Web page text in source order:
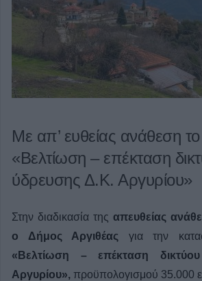
Με απ’ ευθείας ανάθεση
«Βελτίωση – επέκταση
ύδρευσης Δ.Κ. Αργυρίου»
Στην διαδικασία της απευθείας
ο Δήμος Αργιθέας για την
«Βελτίωση – επέκταση
Αργυρίου», προϋπολογισμού 35.000